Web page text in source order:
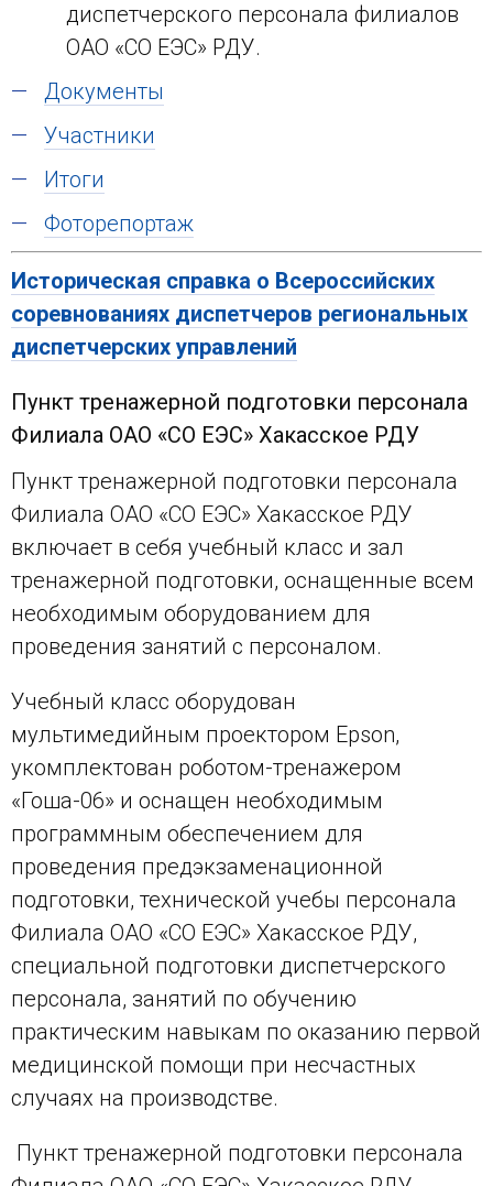
диспетчерского персонала филиалов
ОАО «СО ЕЭС» РДУ.
Документы
Участники
Итоги
Фоторепортаж
Историческая справка о Всероссийских
соревнованиях диспетчеров региональных
диспетчерских управлений
Пункт тренажерной подготовки персонала
Филиала ОАО «СО ЕЭС» Хакасское РДУ
Пункт тренажерной подготовки персонала
Филиала ОАО «СО ЕЭС» Хакасское РДУ
включает в себя учебный класс и зал
тренажерной подготовки, оснащенные всем
необходимым оборудованием для
проведения занятий с персоналом.
Учебный класс оборудован
мультимедийным проектором Epson,
укомплектован роботом-тренажером
«Гоша-06» и оснащен необходимым
программным обеспечением для
проведения предэкзаменационной
подготовки, технической учебы персонала
Филиала ОАО «СО ЕЭС» Хакасское РДУ,
специальной подготовки диспетчерского
персонала, занятий по обучению
практическим навыкам по оказанию первой
медицинской помощи при несчастных
случаях на производстве.
Пункт тренажерной подготовки персонала